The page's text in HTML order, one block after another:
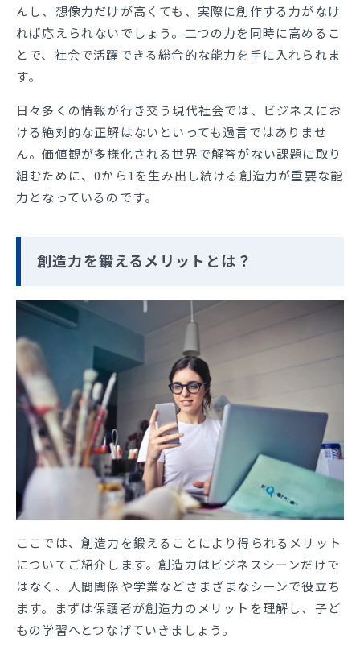
んし、想像力だけが高くても、実際に創作する力がなけ
れば応えられないでしょう。二つの力を同時に高めるこ
とで、社会で活躍できる総合的な能力を手に入れられま
す。
日々多くの情報が行き交う現代社会では、ビジネスにお
ける絶対的な正解はないといっても過言ではありませ
ん。価値観が多様化される世界で解答がない課題に取り
組むために、0から1を生み出し続ける創造力が重要な能
力となっているのです。
創造力を鍛えるメリットとは？
ここでは、創造力を鍛えることにより得られるメリット
についてご紹介します。創造力はビジネスシーンだけで
はなく、人間関係や学業などさまざまなシーンで役立ち
ます。まずは保護者が創造力のメリットを理解し、子ど
もの学習へとつなげていきましょう。